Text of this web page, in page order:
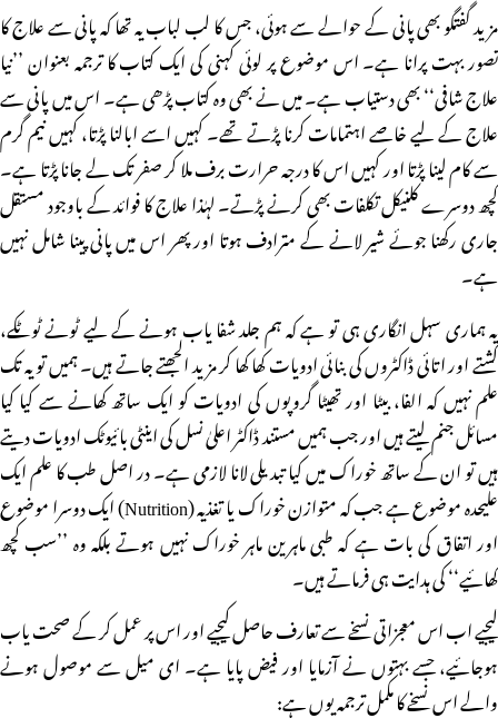
مزید گفتگو بھی پانی کے حوالے سے ہوئی، جس کا لب لباب یہ تھا کہ پانی سے علاج کا
تصور بہت پرانا ہے۔ اس موضوع پر لوئی کہنی کی ایک کتاب کا ترجمہ بعنوان ’’نیا
علاج شافی‘‘ بھی دستیاب ہے۔ میں نے بھی وہ کتاب پڑھی ہے۔ اس میں پانی سے
علاج کے لیے خاصے اہتمامات کرنا پڑتے تھے۔ کہیں اسے ابالنا پڑتا، کہیں نیم گرم
سے کام لینا پڑتا اور کہیں اس کا درجہ حرارت برف ملا کر صفر تک لے جانا پڑتا ہے۔
کچھ دوسرے کلنیکل تکلفات بھی کرنے پڑتے۔ لہٰذا علاج کا فوائد کے باوجود مستقل
جاری رکھنا جوئے شیر لانے کے مترادف ہوتا اور پھر اس میں پانی پینا شامل نہیں
ہے۔
یہ ہماری سہل انگاری ہی تو ہے کہ ہم جلد شفا یاب ہونے کے لیے ٹونے ٹوٹکے،
کشتے اور اتائی ڈاکٹروں کی بنائی ادویات کھا کھا کر مزید الجھتے جاتے ہیں۔ ہمیں تو یہ تک
علم نہیں کہ الفا، بیٹا اور تھیٹا گروپوں کی ادویات کو ایک ساتھ کھانے سے کیا کیا
مسائل جنم لیتے ہیں اور جب ہمیں مستند ڈاکٹر اعلیٰ نسل کی اینٹی بائیوٹک ادویات دیتے
ہیں تو ان کے ساتھ خوراک میں کیا تبدیلی لانا لازمی ہے۔ در اصل طب کا علم ایک
علیحدہ موضوع ہے جب کہ متوازن خوراک یا تغذیہ (Nutrition) ایک دوسرا موضوع
اور اتفاق کی بات ہے کہ طبی ماہرین ماہر خوراک نہیں ہوتے بلکہ وہ ’’سب کچھ
کھائیے‘‘ کی ہدایت ہی فرماتے ہیں۔
لیجیے اب اس معجزاتی نسخے سے تعارف حاصل کیجیے اور اس پر عمل کر کے صحت یاب
ہوجائیے، جسے بہتوں نے آزمایا اور فیض پایا ہے۔ ای میل سے موصول ہونے
والے اس نسخے کا مکمل ترجمہ یوں ہے: